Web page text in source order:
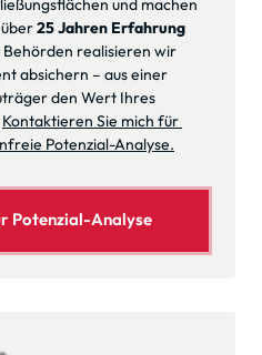
und machen
25 Jahren Erfahrung
realisieren wir
absichern – aus einer
den Wert Ihres
Kontaktieren Sie mich für
Potenzial-Analyse.
Potenzial-Analyse